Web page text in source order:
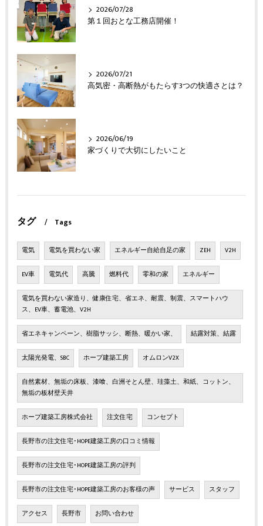
2026/07/28
第１回おとな工務店開催！
2026/07/21
高気密・高断熱がもたらす3つの快適さとは？
2026/06/19
家づくりで大切にしたいこと
タグ Tags
電気 電気を買わない家 エネルギー自給自足の家 ZEH V2H
EV車 電気代 高騰 燃料代 零和の家 エネルギー
電気を買わない家造り、健康住宅、省エネ、耐震、制震、スマートハウ
ス、EV車、蓄電池、V2H
省エネキャンペーン、樹脂サッシ、断熱、暖かい家、 結露対策、結露
太陽光発電、SBC ホープ建築工房 オムロンV2X
自然素材、無垢の床板、漆喰、白洲そとん壁、珪藻土、和紙、コットン、
無垢の板材壁天井
ホープ建築工房株式会社 注文住宅 コンセプト
長野市の注文住宅･HOPE建築工房の口コミ情報
長野市の注文住宅･HOPE建築工房の評判
長野市の注文住宅･HOPE建築工房のお客様の声 サービス スタッフ
アクセス 長野市 お問い合わせ